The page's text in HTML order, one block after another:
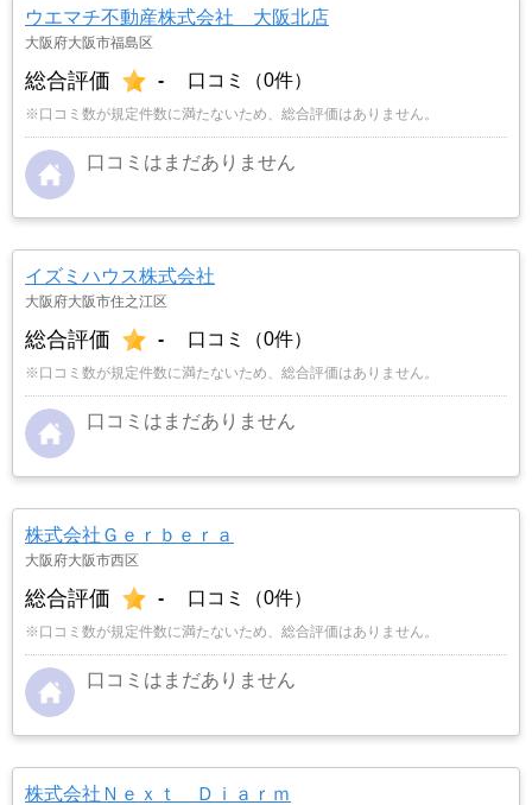
ウエマチ不動産株式会社 大阪北店
大阪府大阪市福島区
総合評価 - 口コミ（0件）
※口コミ数が規定件数に満たないため、総合評価はありません。
口コミはまだありません
イズミハウス株式会社
大阪府大阪市住之江区
総合評価 - 口コミ（0件）
※口コミ数が規定件数に満たないため、総合評価はありません。
口コミはまだありません
株式会社Ｇｅｒｂｅｒａ
大阪府大阪市西区
総合評価 - 口コミ（0件）
※口コミ数が規定件数に満たないため、総合評価はありません。
口コミはまだありません
株式会社Ｎｅｘｔ Ｄｉａｒｍ